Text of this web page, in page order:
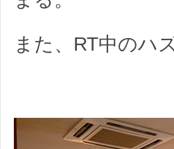
また、RT中のハ